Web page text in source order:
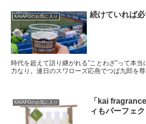
KAIAPOのお気に入り 続けていれば
時代を超えて語り継がれる”ことわざ”って本
力なり。連日のスワローズ応燕でつば九郎を尊
KAIAPOのお気に入り
「kai
ィもパーフェ